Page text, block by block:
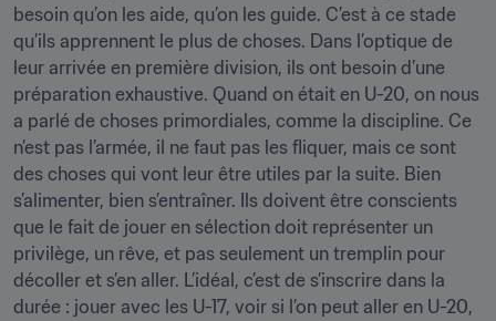
besoin qu’on les aide, qu’on les guide. C’est à ce stade
qu’ils apprennent le plus de choses. Dans l’optique de
leur arrivée en première division, ils ont besoin d’une
préparation exhaustive. Quand on était en U-20, on nous
a parlé de choses primordiales, comme la discipline. Ce
n’est pas l’armée, il ne faut pas les fliquer, mais ce sont
des choses qui vont leur être utiles par la suite. Bien
s’alimenter, bien s’entraîner. Ils doivent être conscients
que le fait de jouer en sélection doit représenter un
privilège, un rêve, et pas seulement un tremplin pour
décoller et s’en aller. L’idéal, c’est de s’inscrire dans la
durée : jouer avec les U-17, voir si l’on peut aller en U-20,